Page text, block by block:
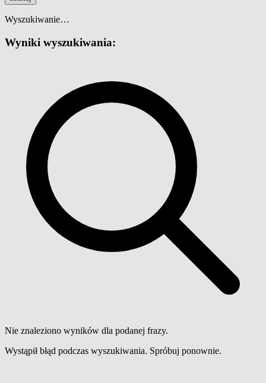
Wyszukiwanie…
Wyniki wyszukiwania:
Nie znaleziono wyników dla podanej frazy.
Wystąpił błąd podczas wyszukiwania. Spróbuj ponownie.